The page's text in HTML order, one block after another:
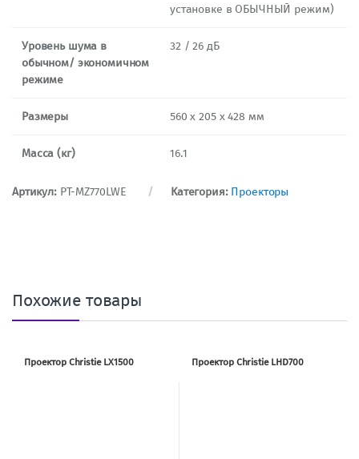
установке в ОБЫЧНЫЙ режим)
Уровень шума в
обычном/ экономичном
режиме
32 / 26 дБ
Размеры 560 x 205 х 428 мм
Масса (кг) 16.1
Артикул: PT-MZ770LWE Категория: Проекторы
Похожие товары
Проектор Christie LX1500 Проектор Christie LHD700